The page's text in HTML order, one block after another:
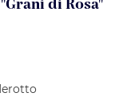
di Rosa"